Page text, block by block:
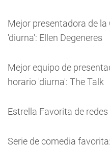
Mejor presentadora de
'diurna': Ellen Degeneres
Mejor equipo de
horario 'diurna': The Talk
Estrella Favorita de
Serie de comedia